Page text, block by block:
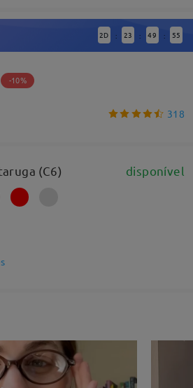
2D : 23 : 49 : 54
-10%
318
(C6) disponível